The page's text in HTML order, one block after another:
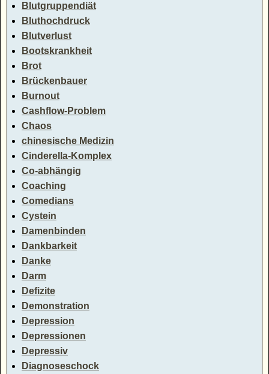
Blutgruppendiät
Bluthochdruck
Blutverlust
Bootskrankheit
Brot
Brückenbauer
Burnout
Cashflow-Problem
Chaos
chinesische Medizin
Cinderella-Komplex
Co-abhängig
Coaching
Comedians
Cystein
Damenbinden
Dankbarkeit
Danke
Darm
Defizite
Demonstration
Depression
Depressionen
Depressiv
Diagnoseschock